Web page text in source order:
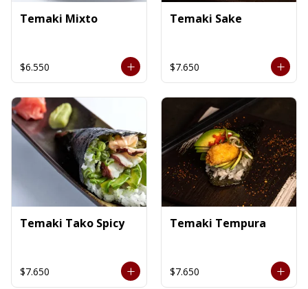
Temaki Mixto
$6.550
Temaki Sake
$7.650
Temaki Tako Spicy
$7.650
Temaki Tempura
$7.650